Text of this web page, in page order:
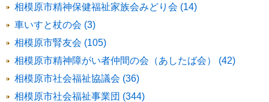
相模原市精神保健福祉家族会みどり会 (14)
車いすと杖の会 (3)
相模原市腎友会 (105)
相模原市精神障がい者仲間の会（あしたば会） (42)
相模原市社会福祉協議会 (36)
相模原市社会福祉事業団 (344)